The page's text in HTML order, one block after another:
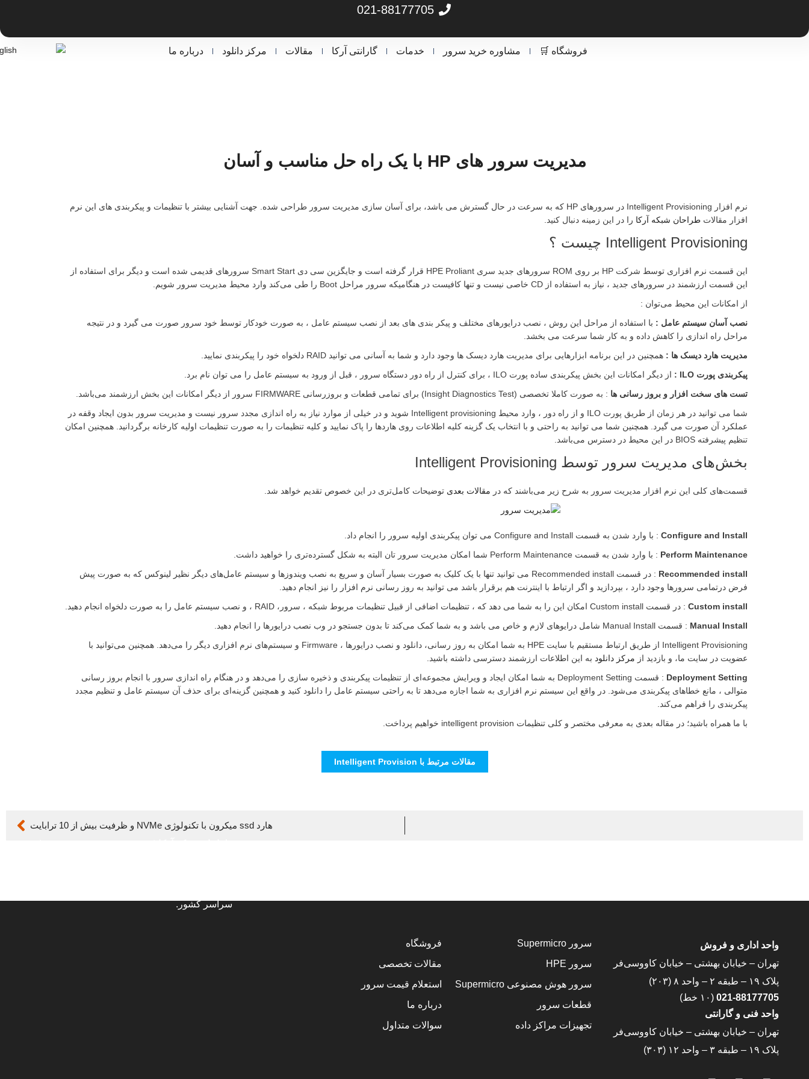
021-88177705
فروشگاه 🛒 مشاوره خرید سرور خدمات گارانتی آرکا مقالات مرکز دانلود درباره ما
مدیریت سرور های HP با یک راه حل مناسب و آسان
نرم افزار Intelligent Provisioning در سرورهای HP که به سرعت در حال گسترش می باشد، برای آسان سازی مدیریت سرور طراحی شده. جهت آشنایی بیشتر با تنظیمات و پیکربندی های این نرم
افزار مقالات طراحان شبکه آرکا را در این زمینه دنبال کنید.
Intelligent Provisioning چیست ؟
این قسمت نرم افزاری توسط شرکت HP بر روی ROM سرورهای جدید سری HPE Proliant قرار گرفته است و جایگزین سی دی Smart Start سرورهای قدیمی شده است و دیگر برای استفاده از
این قسمت ارزشمند در سرورهای جدید ، نیاز به استفاده از CD خاصی نیست و تنها کافیست در هنگامیکه سرور مراحل Boot را طی می‌کند وارد محیط مدیریت سرور شویم.
از امکانات این محیط می‌توان :
نصب آسان سیستم عامل : با استفاده از مراحل این روش ، نصب درایورهای مختلف و پیکر بندی های بعد از نصب سیستم عامل ، به صورت خودکار توسط خود سرور صورت می گیرد و در نتیجه
مراحل راه اندازی را کاهش داده و به کار شما سرعت می بخشد.
مدیریت هارد دیسک ها : همچنین در این برنامه ابزارهایی برای مدیریت هارد دیسک ها وجود دارد و شما به آسانی می توانید RAID دلخواه خود را پیکربندی نمایید.
پیکر‌بندی پورت ILO :
از دیگر امکانات این بخش پیکر‌بندی ساده پورت ILO ، برای کنترل از راه دور دستگاه سرور ، قبل از ورود به سیستم عامل را می توان نام برد.
تست های سخت افزار و بروز رسانی ها : به صورت کاملا تخصصی (Insight Diagnostics Test) برای تمامی قطعات و بروزرسانی FIRMWARE سرور از دیگر امکانات این بخش ارزشمند می‌باشد.
شما می توانید در هر زمان از طریق پورت ILO و از راه دور ، وارد محیط Intelligent provisioning شوید و در خیلی از موارد نیاز به راه اندازی مجدد سرور نیست و مدیریت سرور بدون ایجاد وقفه در
عملکرد آن صورت می گیرد. همچنین شما می توانید به راحتی و با انتخاب یک گزینه کلیه اطلاعات روی هاردها را پاک نمایید و کلیه تنظیمات را به صورت تنظیمات اولیه کارخانه برگردانید. همچنین امکان
تنظیم پیشرفته BIOS در این محیط در دسترس می‌باشد.
بخش‌های مدیریت سرور توسط Intelligent Provisioning
قسمت‌های کلی این نرم افزار مدیریت سرور به شرح زیر می‌باشند که در مقالات بعدی توضیحات کامل‌تری در این خصوص تقدیم خواهد شد.
Configure and Install : با وارد شدن به قسمت Configure and Install می توان پیکربندی اولیه سرور را انجام داد.
Perform Maintenance : با وارد شدن به قسمت Perform Maintenance شما امکان مدیریت سرور تان البته به شکل گسترده‌تری را خواهید داشت.
Recommended install
: در قسمت Recommended install می توانید تنها با یک کلیک به صورت بسیار آسان و سریع به نصب ویندوزها و سیستم عامل‌های دیگر نظیر لینوکس که به صورت پیش
فرض درتمامی سرورها وجود دارد ، بپردازید و اگر ارتباط با اینترنت هم برقرار باشد می توانید به روز رسانی نرم افزار را نیز انجام دهید.
Custom install : در قسمت Custom install امکان این را به شما می دهد که ، تنظیمات اضافی از قبیل تنظیمات مربوط شبکه ، سرور، RAID ، و نصب سیستم عامل را به صورت دلخواه انجام دهید.
Manual Install : قسمت Manual Install شامل درایوهای لازم و خاص می باشد و به شما کمک می‌کند تا بدون جستجو در وب نصب درایور‌ها را انجام دهید.
Intelligent Provisioning از طریق ارتباط مستقیم با سایت HPE به شما امکان به روز رسانی، دانلود و نصب درایورها ، Firmware و سیستم‌های نرم افزاری دیگر را می‌دهد. همچنین می‌توانید با
عضویت در سایت ما، و بازدید از مرکز دانلود به این اطلاعات ارزشمند دسترسی داشته باشید.
Deployment Setting
: قسمت Deployment Setting به شما امکان ایجاد و ویرایش مجموعه‌ای از تنظیمات پیکربندی و ذخیره سازی را می‌دهد و در هنگام راه اندازی سرور با انجام بروز رسانی
متوالی ، مانع خطاهای پیکربندی می‌شود. در واقع این سیستم نرم افزاری به شما اجازه می‌دهد تا به راحتی سیستم عامل را دانلود کنید و همچنین گزینه‌ای برای حذف آن سیستم عامل و تنظیم مجدد
پیکربندی را فراهم می‌کند.
با ما همراه باشید؛ در مقاله بعدی به معرفی مختصر و کلی تنظیمات intelligent provision خواهیم پرداخت.
مقالات مرتبط با Intelligent Provision
هارد ssd میکرون با تکنولوژی NVMe و ظرفیت بیش از 10 ترابایت
واحد اداری و فروش
تهران – خیابان بهشتی – خیابان کاووسی‌فر
پلاک ۱۹ – طبقه ۲ – واحد ۸ (۲۰۳)
021-88177705 (۱۰ خط)
واحد فنی و گارانتی
تهران – خیابان بهشتی – خیابان کاووسی‌فر
پلاک ۱۹ – طبقه ۳ – واحد ۱۲ (۳۰۳)
سرور Supermicro
سرور HPE
سرور هوش مصنوعی Supermicro
قطعات سرور
تجهیزات مراکز داده
فروشگاه
مقالات تخصصی
استعلام قیمت سرور
درباره ما
سوالات متداول
سراسر کشور.